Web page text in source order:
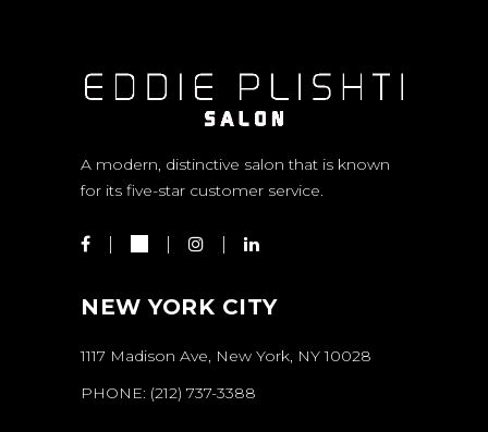
A modern, distinctive salon that is known
for its five-star customer service.
NEW YORK CITY
1117 Madison Ave, New York, NY 10028
PHONE: (212) 737-3388